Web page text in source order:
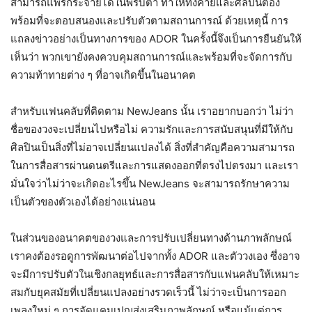
พร้อมที่จะตอบสนองและปรับตัวตามสถานการณ์ ด้วยเหตุนี้ การ
แถลงข่าวอย่างเป็นทางการของ ADOR ในครั้งนี้จึงเป็นการยืนยันให้
เห็นว่า พวกเขายังคงควบคุมสถานการณ์และพร้อมที่จะจัดการกับ
ความท้าทายต่าง ๆ ที่อาจเกิดขึ้นในอนาคต
สำหรับแฟนคลับที่ติดตาม NewJeans นั้น เราอยากบอกว่า ไม่ว่า
ชื่อของวงจะเปลี่ยนไปหรือไม่ ความรักและการสนับสนุนที่มีให้กับ
ศิลปินเป็นสิ่งที่ไม่อาจเปลี่ยนแปลงได้ สิ่งที่สำคัญคือความสามารถ
ในการสื่อสารผ่านดนตรีและการแสดงออกที่ตรงไปตรงมา และเรา
มั่นใจว่าไม่ว่าจะเกิดอะไรขึ้น NewJeans จะสามารถรักษาความ
เป็นตัวของตัวเองได้อย่างแน่นอน
ในส่วนของอนาคตของวงและการปรับเปลี่ยนทางด้านภาพลักษณ์
เราคงต้องรอดูการพัฒนาต่อไปจากทั้ง ADOR และตัววงเอง ซึ่งอาจ
จะมีการปรับตัวในเชิงกลยุทธ์และการสื่อสารกับแฟนคลับให้เหมาะ
สมกับยุคสมัยที่เปลี่ยนแปลงอย่างรวดเร็วนี้ ไม่ว่าจะเป็นการออก